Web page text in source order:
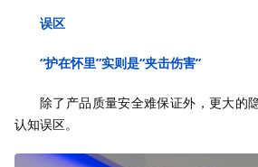
误区
“护在怀里”实则是“夹击伤害”
除了产品质量安全难保证外，更大的
认知误区。